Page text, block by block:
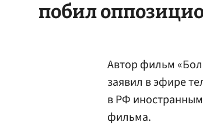
побил
Автор фильм
заявил в эфире
в РФ
фильма.